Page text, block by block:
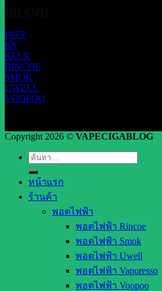
INFY
KS
RELX
RINCOE
SMOK
UWELL
VOOPOO
Copyright 2026 © VAPECIGABLOG
ค้นหา:
หน้าแรก
ร้านค้า
พอตไฟฟ้า
พอตไฟฟ้า Rincoe
พอตไฟฟ้า Smok
พอตไฟฟ้า Uwell
พอตไฟฟ้า Vaporesso
พอตไฟฟ้า Voopoo